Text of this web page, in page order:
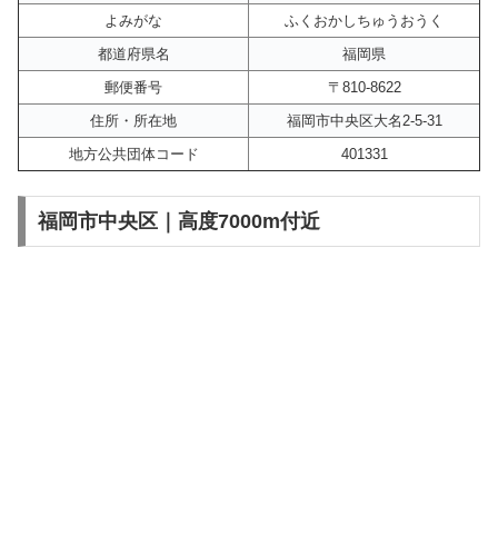
よみがな
ふくおかしちゅうおうく
都道府県名
福岡県
郵便番号
〒810-8622
住所・所在地
福岡市中央区大名2-5-31
地方公共団体コード
401331
福岡市中央区｜高度7000m付近